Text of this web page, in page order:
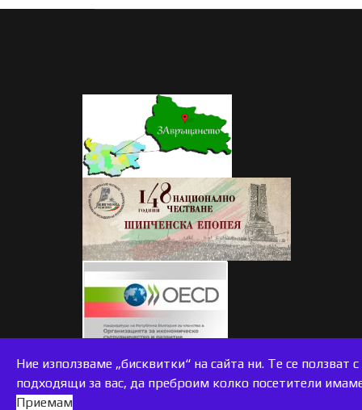
Ние използваме „бисквитки“ на сайта ни. Те се
подходящи за вас, да преброим колко посетители
Приемам
accessible